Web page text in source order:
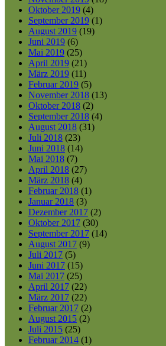
Oktober 2019 (4)
September 2019 (1)
August 2019 (19)
Juni 2019 (6)
Mai 2019 (25)
April 2019 (21)
März 2019 (11)
Februar 2019 (5)
November 2018 (13)
Oktober 2018 (2)
September 2018 (4)
August 2018 (31)
Juli 2018 (23)
Juni 2018 (14)
Mai 2018 (7)
April 2018 (27)
März 2018 (4)
Februar 2018 (1)
Januar 2018 (3)
Dezember 2017 (2)
Oktober 2017 (30)
September 2017 (14)
August 2017 (9)
Juli 2017 (5)
Juni 2017 (15)
Mai 2017 (25)
April 2017 (22)
März 2017 (22)
Februar 2017 (2)
August 2015 (2)
Juli 2015 (25)
Februar 2014 (1)